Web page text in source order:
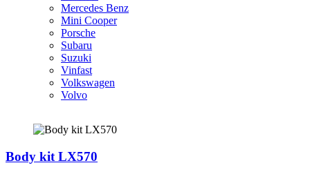
Mercedes Benz
Mini Cooper
Porsche
Subaru
Suzuki
Vinfast
Volkswagen
Volvo
Body kit LX570